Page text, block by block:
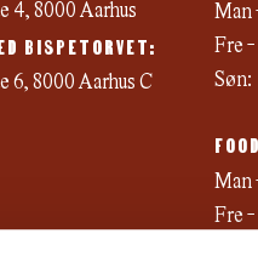
4, 8000 Aarhus
BISPETORVET:
6, 8000 Aarhus C
Man
Fre -
Søn:
Man
Fre -